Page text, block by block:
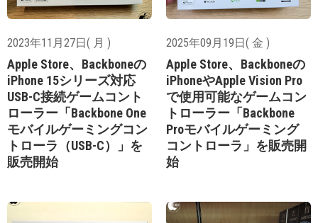
2023年11月27日( 月 )
Apple Store、Backboneの
iPhone 15シリーズ対応
USB-C接続ゲームコント
ローラー「Backbone One
モバイルゲーミングコン
トローラ（USB-C）」を
販売開始
2025年09月19日( 金 )
Apple Store、Backboneの
iPhoneやApple Vision Pro
で使用可能なゲームコン
トローラー「Backbone
Proモバイルゲーミング
コントローラ」を販売開
始